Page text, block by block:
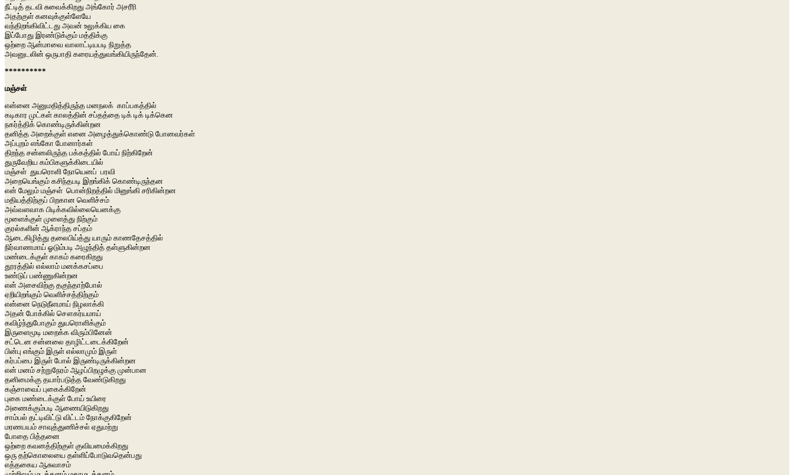
நீட்டித் தடவி சுவைக்கிறது அங்கோர் அசரீரி
அதற்குள் கனவுக்குள்ளேயே
வந்திறங்கிவிட்டது அவன் உலுக்கிய கை
இப்போது இரண்டுக்கும் மத்திக்கு
ஒற்றை ஆன்மாவை வாலாட்டியபடி நிறுத்த
அவனுடலின் ஒருபாதி கரையத்துவங்கியிருந்தேன்.
**********
மஞ்சள்
என்னை அனுமதித்திருந்த மனநலக் காப்பகத்தில்
கடிகார முட்கள் காலத்தின் சப்தத்தை டிக் டிக் டிக்கென
நகர்த்திக் கொண்டிருக்கின்றன
தனித்த அறைக்குள் எனை அழைத்துக்கொண்டு போனவர்கள்
அப்புறம் எங்கோ போனார்கள்
திறந்த சன்னலிருந்த பக்கத்தில் போய் நிற்கிறேன்
துருவேறிய கம்பிகளுக்கிடையில்
மஞ்சள் துயரொளி நோயெனப் பரவி
அறையெங்கும் கசிந்தபடி இறங்கிக் கொண்டிருந்தன
என் மேலும் மஞ்சள் பொன்நிறத்தில் மினுங்கி சரிகின்றன
மதியத்திற்குப் பிறகான வெளிச்சம்
அவ்வளவாக பிடிக்கவில்லையெனக்கு
மூளைக்குள் முளைத்து நிற்கும்
குரல்களின் ஆக்ராந்த சப்தம்
ஆடைகிழித்து தலைபிய்த்து யாரும் காணதேசத்தில்
நிர்வாணமாய் ஓடும்படி அழுந்தித் தள்ளுகின்றன
மண்டைக்குள் காகம் கரைகிறது
தூரத்தில் எல்லாம் மனக்கசப்பை
உண்டுப் பண்ணுகின்றன
என் அசைவிற்கு தகுந்தாற்போல்
ஏறியிறங்கும் வெளிச்சத்திற்கும்
என்னை நெடுநீளமாய் நிழலாக்கி
அதன் போக்கில் சௌகர்யமாய்
கவிழ்ந்துபோகும் துயரொளிக்கும்
இருளைமூடி மறைக்க விரும்பினேன்
சட்டென சன்னலை தாழிட்டடைக்கிறேன்
பின்பு எங்கும் இருள் எல்லாமும் இருள்
கர்பப்பை இருள் போல் இருண்டிருக்கின்றன
என் மனம் சற்றுநேரம் ஆழப்பிறழுக்கு முன்பான
தனிமைக்கு தயார்படுத்த வேண்டுகிறது
கஞ்சாவைப் புகைக்கிறேன்
புகை மண்டைக்குள் போய் உயிரை
அணைக்கும்படி ஆணையிடுகிறது
சாம்பல் தட்டிவிட்டு விட்டம் நோக்குகிறேன்
மரணபயம் சாவுத்துணிச்சல் ஏதுமற்று
போதை பித்தனை
ஒற்றை கவனத்திற்குள் குவியமைக்கிறது
ஒரு தற்கொலையை தள்ளிப்போடுவதென்பது
எத்தகைய ஆசுவாசம்